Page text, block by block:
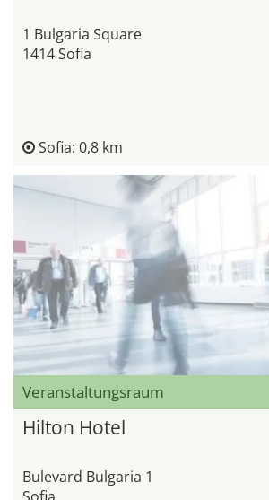
1 Bulgaria Square
1414 Sofia
Sofia: 0,8 km
Veranstaltungsraum
Hilton Hotel
Bulevard Bulgaria 1